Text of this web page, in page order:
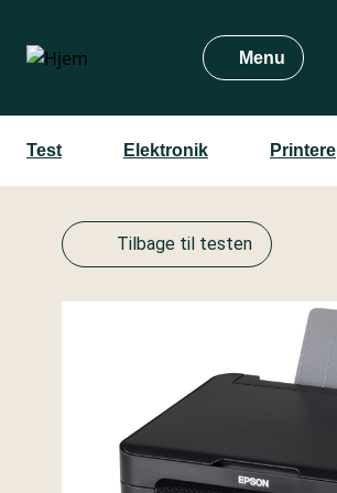
hovedindhold
Menu
Test Elektronik Printere
Tilbage til testen